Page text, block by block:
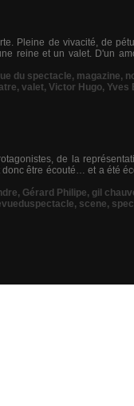
Pleine de vivacité, de
reine et un valet. D'un
du spectacle, magazine,
, valet, Victor Hugo, Yves
de la
être écouté… et a été
, Gérard Philipe, gil
, scene,